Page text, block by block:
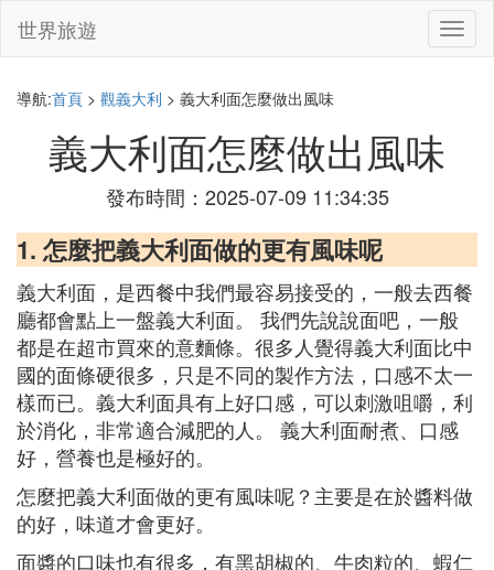
切
換
世界旅遊
導航:首頁 > 觀義大利 > 義大利面怎麼做出風味
義大利面怎麼做出風味
發布時間：2025-07-09 11:34:35
1. 怎麼把義大利面做的更有風味呢
義大利面，是西餐中我們最容易接受的，一般去西餐
廳都會點上一盤義大利面。 我們先說說面吧，一般
都是在超市買來的意麵條。很多人覺得義大利面比中
國的面條硬很多，只是不同的製作方法，口感不太一
樣而已。義大利面具有上好口感，可以刺激咀嚼，利
於消化，非常適合減肥的人。 義大利面耐煮、口感
好，營養也是極好的。
怎麼把義大利面做的更有風味呢？主要是在於醬料做
的好，味道才會更好。
面醬的口味也有很多，有黑胡椒的、牛肉粒的、蝦仁